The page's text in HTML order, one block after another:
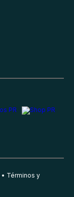
Términos y